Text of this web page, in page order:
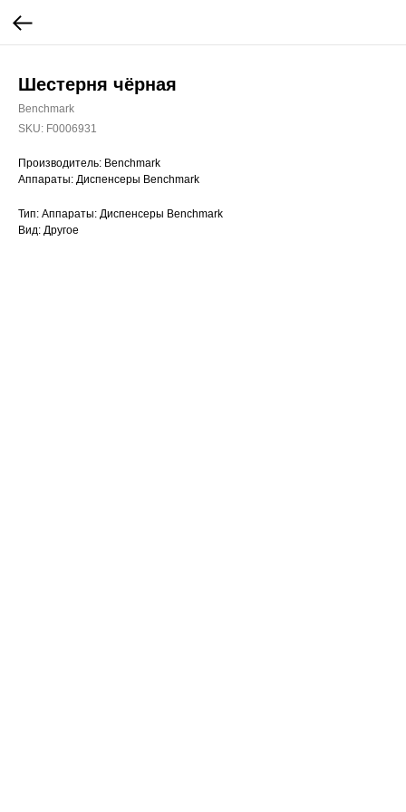
Шестерня чёрная
Benchmark
SKU: F0006931
Производитель: Benchmark
Аппараты: Диспенсеры Benchmark
Тип: Аппараты: Диспенсеры Benchmark
Вид: Другое